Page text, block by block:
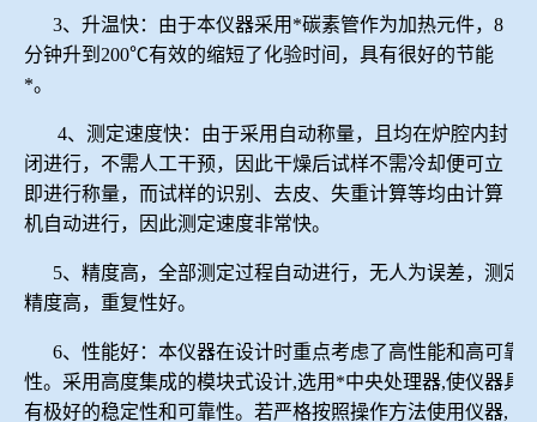
3、升温快：由于本仪器采用*碳素管作为加热元件，8
分钟升到200℃有效的缩短了化验时间，具有很好的节能
*。
4、测定速度快：由于采用自动称量，且均在炉腔内封
闭进行，不需人工干预，因此干燥后试样不需冷却便可立
即进行称量，而试样的识别、去皮、失重计算等均由计算
机自动进行，因此测定速度非常快。
5、精度高，全部测定过程自动进行，无人为误差，测定
精度高，重复性好。
6、性能好：本仪器在设计时重点考虑了高性能和高可靠
性。采用高度集成的模块式设计,选用*中央处理器,使仪器具
有极好的稳定性和可靠性。若严格按照操作方法使用仪器,